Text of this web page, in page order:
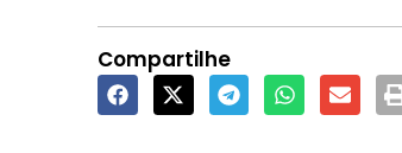
Compartilhe